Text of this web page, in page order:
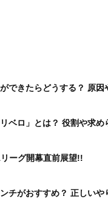
できたらどうする？ 原
ベロ」とは？ 役割や求め
ーグ開幕直前展望!!
チがおすすめ？ 正しいや